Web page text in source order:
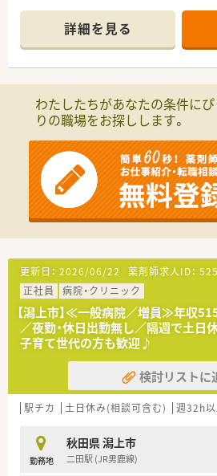
を手がけており、非常に健全で安定
■複数部門による安定した経営体制
が非常に強固で、安定志向の方に最
■最寄り駅であるJR奥羽本線の八郎
所にあり、マイカーで快適に通える
■門前に位置する厚生病院から多種
応需しており、1日あたりの平均枚
■広範な薬理知識が求められる総合
ての対応力をバランス良く高める
【想定される業務内容】
■門前病院から届く多種多様な総合
かつ安全にお薬を調合する調剤業務
■処方されたお薬に間違いや飲み合
■お薬の正しい服用方法や効能をわ
指導を通じて、患者様の安心と健康
詳細を見る
わたしたちがあなたの条件に
りの職場をお探しします。
更新日： 2026/06/22 薬剤師求人ID：
正社員
病院・クリニック
【潟上市】≪一般病院／増員≫年収
／夜勤・休日出勤無し／隔週で土
子育て世代の方も歓迎♪
検討リストに
駅チカ 土日休み(相談可含む) 週32h
勤務地
秋田県 潟上市
二田駅 (JR男鹿線)